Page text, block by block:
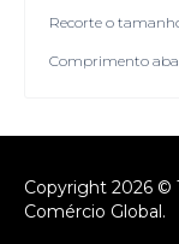
Recorte o
Comprimento
Copyright 2026 ©
Comércio Global.